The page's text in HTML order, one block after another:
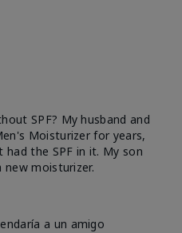
SPF? My husband and
Moisturizer for years,
had the SPF in it. My son
moisturizer.
a un amigo